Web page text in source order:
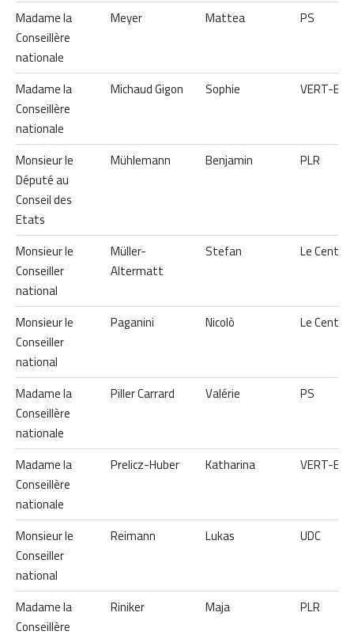
Madame la
Conseillère
nationale
Meyer Mattea PS
Madame la
Conseillère
nationale
Michaud Gigon Sophie VERT-E-S
Monsieur le
Député au
Conseil des
Etats
Mühlemann Benjamin PLR
Monsieur le
Conseiller
national
Müller-
Altermatt
Stefan Le Centre
Monsieur le
Conseiller
national
Paganini Nicolò Le Centre
Madame la
Conseillère
nationale
Piller Carrard Valérie PS
Madame la
Conseillère
nationale
Prelicz-Huber Katharina VERT-E-S
Monsieur le
Conseiller
national
Reimann Lukas UDC
Madame la
Conseillère
Riniker Maja PLR